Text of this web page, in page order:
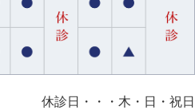
休診日・・・木・日・祝日